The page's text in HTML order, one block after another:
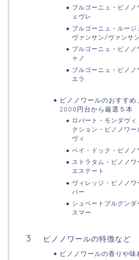
ブルゴーニュ・ピノ
ェヴレ
ブルゴーニュ・ルージ
ヴァンサン/ヴァンサ
ブルゴーニュ・ピノ
ャノ
ブルゴーニュ・ピノ
エラ
ピノノワールのおすす
2000円台から厳選５本
ロバート・モンダヴ
クション・ピノノワ
ヴィ
ペイ・ドック・ピノ
ストラタム・ピノノ
エステート
ヴィレッジ・ピノノ
バー
シュペートブルグン
スマー
ピノノワールの特徴など
ピノノワールの香りや味